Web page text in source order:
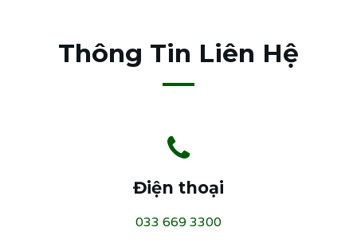
Thông Tin Liên Hệ
Điện thoại
033 669 3300